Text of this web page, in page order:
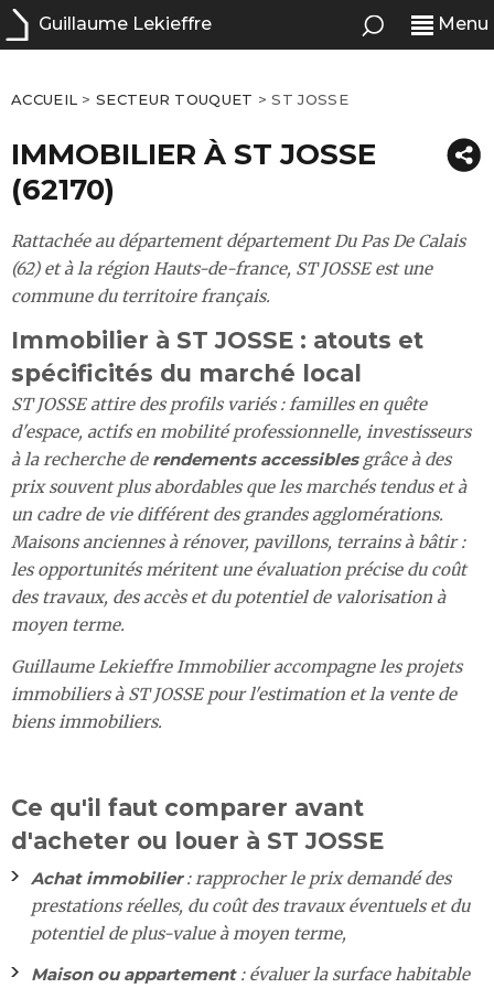
Guillaume Lekieffre Menu
ACCUEIL >SECTEUR TOUQUET >ST JOSSE
IMMOBILIER À ST JOSSE
(62170)
Rattachée au département département Du Pas De Calais
(62) et à la région Hauts-de-france, ST JOSSE est une
commune du territoire français.
Immobilier à ST JOSSE : atouts et
spécificités du marché local
ST JOSSE attire des profils variés : familles en quête
d'espace, actifs en mobilité professionnelle, investisseurs
à la recherche de rendements accessiblesgrâce à des
prix souvent plus abordables que les marchés tendus et à
un cadre de vie différent des grandes agglomérations.
Maisons anciennes à rénover, pavillons, terrains à bâtir :
les opportunités méritent une évaluation précise du coût
des travaux, des accès et du potentiel de valorisation à
moyen terme.
Guillaume Lekieffre Immobilier accompagne les projets
immobiliers à ST JOSSE pour l'estimation et la vente de
biens immobiliers.
Ce qu'il faut comparer avant
d'acheter ou louer à ST JOSSE
Achat immobilier: rapprocher le prix demandé des
prestations réelles, du coût des travaux éventuels et du
potentiel de plus-value à moyen terme,
Maison ou appartement: évaluer la surface habitable